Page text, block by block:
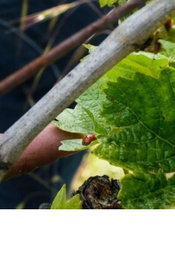
au minimum sur lattes.
12 18 24